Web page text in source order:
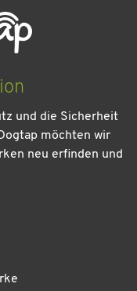
für einen
und die Sicherheit
möchten wir
neu erfinden und